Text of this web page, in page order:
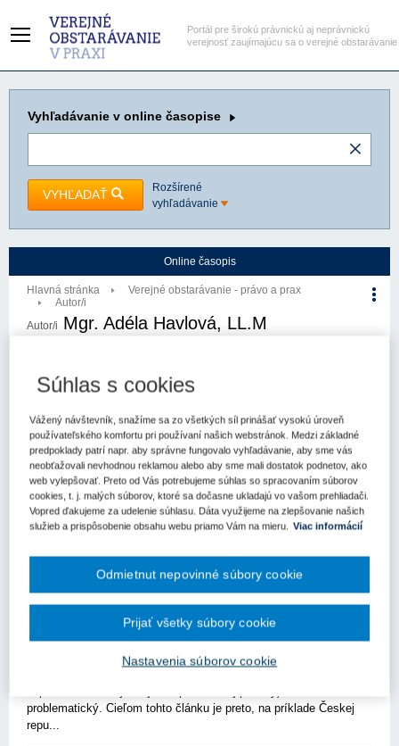
Portál pre širokú právnickú aj neprávnickú
verejnosť zaujímajúcu sa o verejné obstarávanie
Vyhľadávanie v online časopise
VYHĽADAŤ
Rozšírené
vyhľadávanie
Online časopis
Hlavná stránka
Verejné obstarávanie - právo a prax
Autor/i
Autor/i Mgr. Adéla Havlová, LL.M
Aktuality (0)
Nákup elektriny a plynu verejnými
obstarávateľmi na komoditných burzách
V podmienkach SR je nákup elektriny a plynu verejnými
problematický. Cieľom tohto článku je preto, na príklade Českej
repu...
Súhlas s cookies
Vážený návštevník, snažíme sa zo všetkých síl prinášať vysokú úroveň
používateľského komfortu pri používaní našich webstránok. Medzi základné
predpoklady patrí napr. aby správne fungovalo vyhľadávanie, aby sme vás
neobťažovali nevhodnou reklamou alebo aby sme mali dostatok podnetov, ako
web vylepšovať. Preto od Vás potrebujeme súhlas so spracovaním súborov
cookies, t. j. malých súborov, ktoré sa dočasne ukladajú vo vašom prehliadači.
Vopred ďakujeme za udelenie súhlasu. Dáta využijeme na zlepšovanie našich
služieb a prispôsobenie obsahu webu priamo Vám na mieru.
Viac informácií
Nastavenia súborov cookie
Odmietnut nepovinné súbory cookie
Prijať všetky súbory cookie